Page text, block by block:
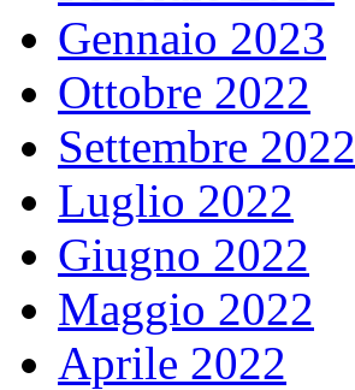
Gennaio 2023
Ottobre 2022
Settembre 2022
Luglio 2022
Giugno 2022
Maggio 2022
Aprile 2022